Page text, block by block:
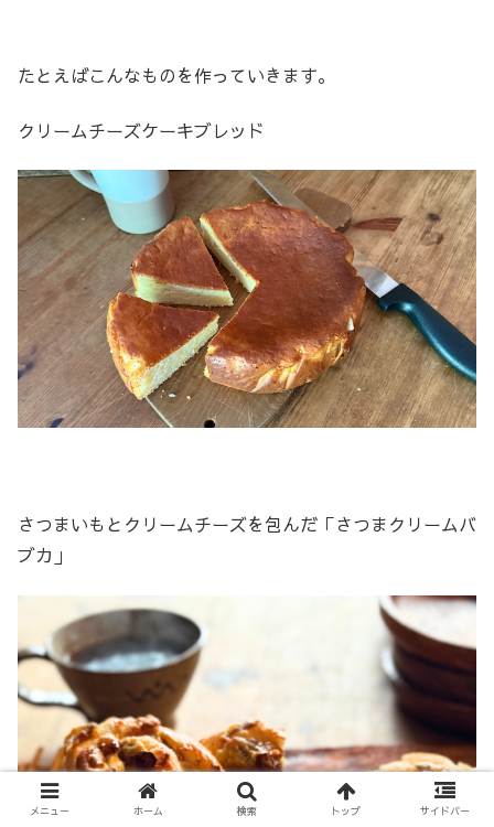
たとえばこんなものを作っていきます。
クリームチーズケーキブレッド
さつまいもとクリームチーズを包んだ「さつまクリームバ
ブカ」
メニュー ホーム 検索 トップ サイドバー